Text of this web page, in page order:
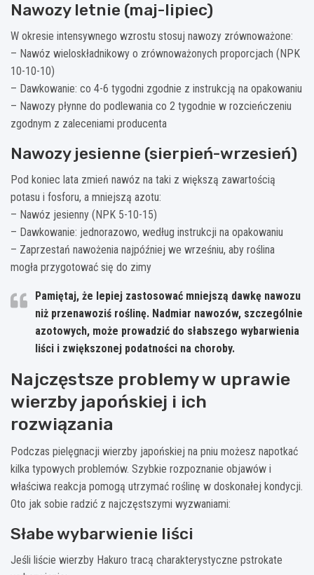
Nawozy letnie (maj-lipiec)
W okresie intensywnego wzrostu stosuj nawozy zrównoważone:
– Nawóz wieloskładnikowy o zrównoważonych proporcjach (NPK
10-10-10)
– Dawkowanie: co 4-6 tygodni zgodnie z instrukcją na opakowaniu
– Nawozy płynne do podlewania co 2 tygodnie w rozcieńczeniu
zgodnym z zaleceniami producenta
Nawozy jesienne (sierpień-wrzesień)
Pod koniec lata zmień nawóz na taki z większą zawartością
potasu i fosforu, a mniejszą azotu:
– Nawóz jesienny (NPK 5-10-15)
– Dawkowanie: jednorazowo, według instrukcji na opakowaniu
– Zaprzestań nawożenia najpóźniej we wrześniu, aby roślina
mogła przygotować się do zimy
Pamiętaj, że lepiej zastosować mniejszą dawkę nawozu
niż przenawoziś roślinę. Nadmiar nawozów, szczególnie
azotowych, może prowadzić do słabszego wybarwienia
liści i zwiększonej podatności na choroby.
Najczęstsze problemy w uprawie
wierzby japońskiej i ich
rozwiązania
Podczas pielęgnacji wierzby japońskiej na pniu możesz napotkać
kilka typowych problemów. Szybkie rozpoznanie objawów i
właściwa reakcja pomogą utrzymać roślinę w doskonałej kondycji.
Oto jak sobie radzić z najczęstszymi wyzwaniami:
Słabe wybarwienie liści
Jeśli liście wierzby Hakuro tracą charakterystyczne pstrokate